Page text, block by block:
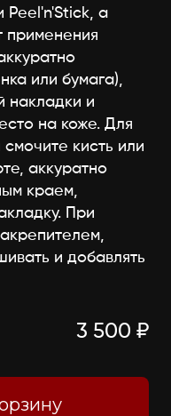
Peel'n'Stick, а
применения
или бумага),
накладки и
на коже. Для
кисть или
аккуратно
краем,
При
и добавлять
3 500 ₽